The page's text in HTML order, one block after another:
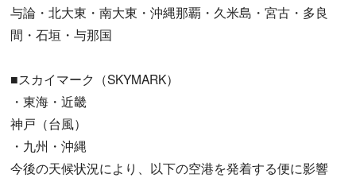
与論・北大東・南大東・沖縄那覇・久米島・宮古・多良
間・石垣・与那国
■スカイマーク（SKYMARK）
・東海・近畿
神戸（台風）
・九州・沖縄
今後の天候状況により、以下の空港を発着する便に影響